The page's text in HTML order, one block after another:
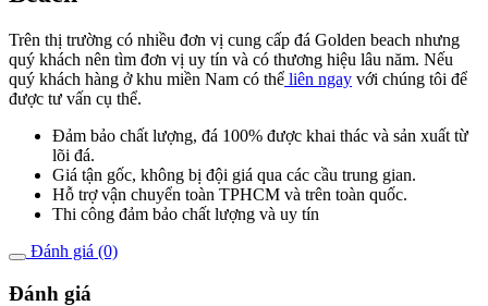
Trên thị trường có nhiều đơn vị cung cấp đá Golden beach nhưng
quý khách nên tìm đơn vị uy tín và có thương hiệu lâu năm. Nếu
quý khách hàng ở khu miền Nam có thể liên ngay với chúng tôi để
được tư vấn cụ thể.
Đảm bảo chất lượng, đá 100% được khai thác và sản xuất từ
lõi đá.
Giá tận gốc, không bị đội giá qua các cầu trung gian.
Hỗ trợ vận chuyển toàn TPHCM và trên toàn quốc.
Thi công đảm bảo chất lượng và uy tín
Đánh giá (0)
Đánh giá